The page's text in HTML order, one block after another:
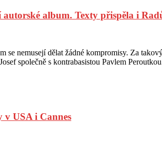
album. Texty přispěla i
se nemusejí dělat žádné kompromisy. Za
společně s kontrabasistou Pavlem
USA i Cannes